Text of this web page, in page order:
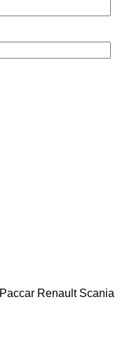
Paccar Renault Scania